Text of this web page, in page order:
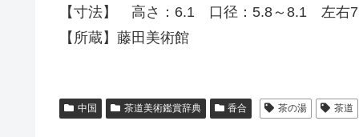
【寸法】 高さ：6.1 口径：5.8～8.1 左右
【所蔵】藤田美術館
中国 茶道美術鑑賞辞典 香合 茶の湯 茶道